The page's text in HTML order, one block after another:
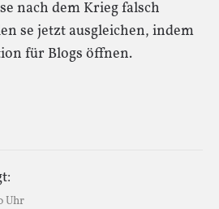
nach dem Krieg falsch
se jetzt ausgleichen, indem
für Blogs öffnen.
Uhr